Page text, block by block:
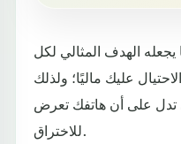
الهدف المثالي لكل
عليك ماليًا؛ ولذلك
تدل على أن هاتفك تعرض
للاختراق.